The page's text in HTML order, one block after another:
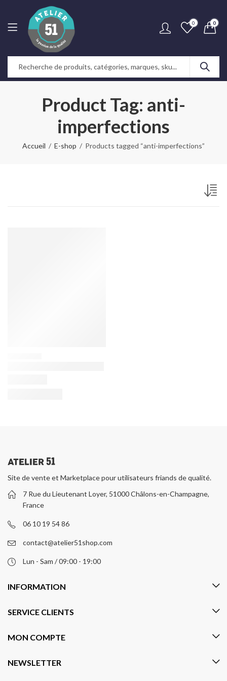
0 0
Product Tag: anti-
imperfections
Accueil E-shop Products tagged “anti-imperfections”
Site de vente et Marketplace pour utilisateurs friands de qualité.
7 Rue du Lieutenant Loyer, 51000 Châlons-en-Champagne,
France
06 10 19 54 86
contact@atelier51shop.com
Lun - Sam / 09:00 - 19:00
INFORMATION
SERVICE CLIENTS
MON COMPTE
NEWSLETTER